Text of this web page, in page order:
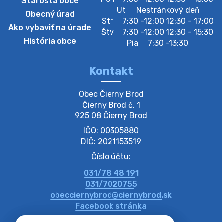
Oznamujeme obyvateľom, že v stredu 05. augusta
prebehne zber separovaného odpadu plastu. Prosíme
obyvateľov, aby vrecia s odpadom vyložili pred dom už
Oznámenie o plánovanom prerušení dodávky
Oznamujeme Vám, že v určitých dňoch bude v
niektorých častiach našej obce plánované prerušenie
distribúcie elektrickej energie. Podrobné informácie o
dátumoch, časoch a dotknutých …
4. augusta 2026 09:48
Zber BIO odpadu-BIO hulladék elszállítása
Obecný úrad v Čiernom Brode oznamuje obyvateľom,
že ďalší odvoz BIO odpadu sa uskutoční 03.08.2026
(pondelok). Prosíme obyvateľov, aby nádoby vyložili už
Obecný úrad
Ako vybaviť na úrade
História obce
Ut
Nestránkový deň
Str
7:30 -12:00 12:30 - 17:00
Štv
7:30 -12:00 12:30 - 15:30
Pia
7:30 -13:30
Kontakt
Obec Čierny Brod
Čierny Brod č. 1
925 08 Čierny Brod
IČO: 00305880
DIČ: 2021153519
Číslo účtu:
031/78 48 191
031/7020755
obecciernybrod@ciernybrod.sk
Facebook stránka